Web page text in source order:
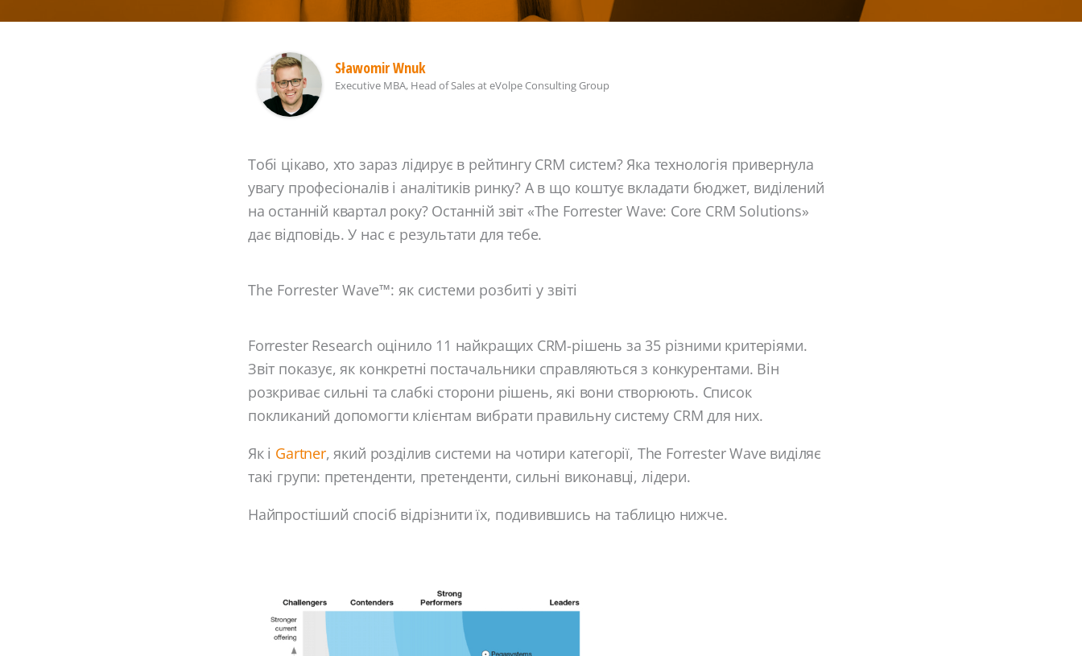
Sławomir Wnuk
Executive MBA, Head of SalesateVolpe Consulting Group
Тобі цікаво, хто зараз лідирує в рейтингу CRM систем? Яка технологія привернула
увагу професіоналів і аналітиків ринку? А в що коштує вкладати бюджет, виділений
на останній квартал року? Останній звіт «The Forrester Wave: Core CRM Solutions»
дає відповідь. У нас є результати для тебе.
The Forrester Wave™: як системи розбиті у звіті
Forrester Research оцінило 11 найкращих CRM-рішень за 35 різними критеріями.
Звіт показує, як конкретні постачальники справляються з конкурентами. Він
розкриває сильні та слабкі сторони рішень, які вони створюють. Список
покликаний допомогти клієнтам вибрати правильну систему CRM для них.
Як і Gartner, який розділив системи на чотири категорії, The Forrester Wave виділяє
такі групи: претенденти, претенденти, сильні виконавці, лідери.
Найпростіший спосіб відрізнити їх, подивившись на таблицю нижче.